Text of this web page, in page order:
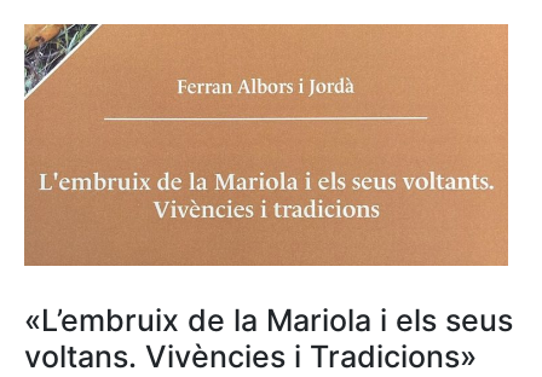
«L’embruix de la Mariola i els seus
voltans. Vivències i Tradicions»